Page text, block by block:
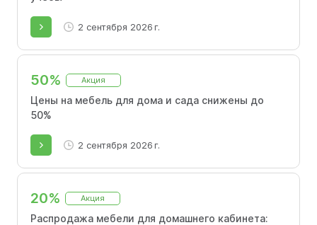
2 сентября 2026 г.
50% Акция
Цены на мебель для дома и сада снижены до
50%
2 сентября 2026 г.
20% Акция
Распродажа мебели для домашнего кабинета: